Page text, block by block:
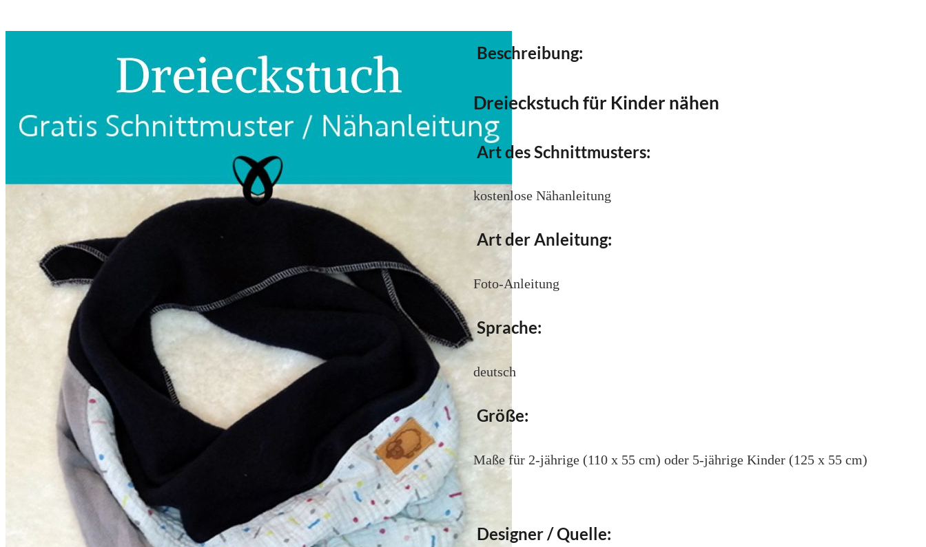
T-Shirts & Tops
Unterwäsche & Weiteres
Kleidung nach Größen
Männer
Accessoires
Kleidung
Beschreibung:
Dreieckstuch für Kinder nähen
Art des Schnittmusters:
kostenlose Nähanleitung
Art der Anleitung:
Foto-Anleitung
Sprache:
deutsch
Größe:
Maße für 2-jährige (110 x 55 cm) oder 5-jährige Kinder (125 x 55 cm)
Designer / Quelle: